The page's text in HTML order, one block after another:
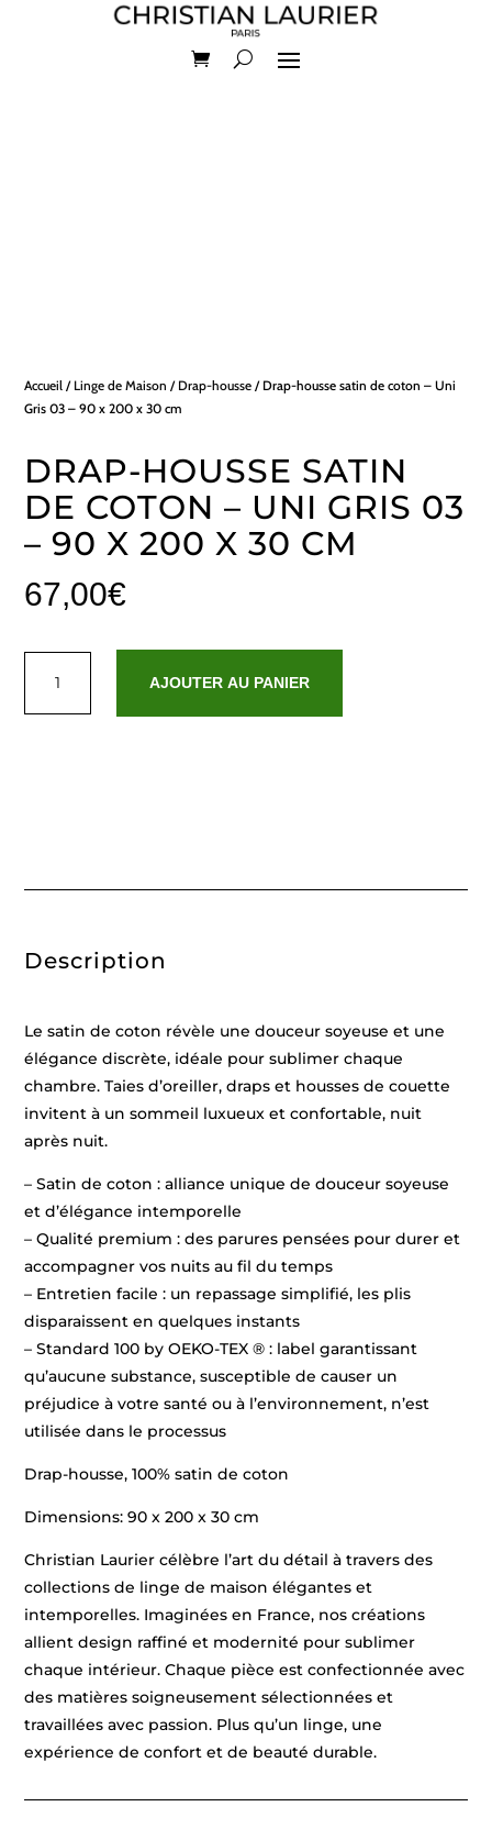
Accueil / Linge de Maison / Drap-housse / Drap-housse satin de coton – Uni
Gris 03 – 90 x 200 x 30 cm
DRAP-HOUSSE SATIN
DE COTON – UNI GRIS 03
– 90 X 200 X 30 CM
67,00€
200
AJOUTER AU PANIER
Description
Le satin de coton révèle une douceur soyeuse et une
élégance discrète, idéale pour sublimer chaque
chambre. Taies d’oreiller, draps et housses de couette
invitent à un sommeil luxueux et confortable, nuit
après nuit.
– Satin de coton : alliance unique de douceur soyeuse
et d’élégance intemporelle
– Qualité premium : des parures pensées pour durer et
accompagner vos nuits au fil du temps
– Entretien facile : un repassage simplifié, les plis
disparaissent en quelques instants
– Standard 100 by OEKO-TEX ® : label garantissant
qu’aucune substance, susceptible de causer un
préjudice à votre santé ou à l’environnement, n’est
utilisée dans le processus
Drap-housse, 100% satin de coton
Dimensions: 90 x 200 x 30 cm
Christian Laurier célèbre l’art du détail à travers des
collections de linge de maison élégantes et
intemporelles. Imaginées en France, nos créations
allient design raffiné et modernité pour sublimer
chaque intérieur. Chaque pièce est confectionnée avec
des matières soigneusement sélectionnées et
travaillées avec passion. Plus qu’un linge, une
expérience de confort et de beauté durable.